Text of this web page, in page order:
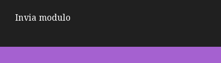
Invia modulo